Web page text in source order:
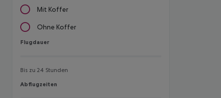
Mit Koffer
Ohne Koffer
Flugdauer
Flugdauer
Bis zu 24 Stunden
Abflugzeiten
Abflugzeiten